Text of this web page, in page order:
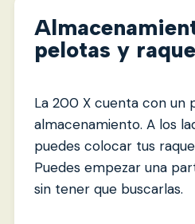
pelotas y
La 200 X cuenta con un
almacenamiento. A los
puedes colocar tus
Puedes empezar una
sin tener que buscarlas.